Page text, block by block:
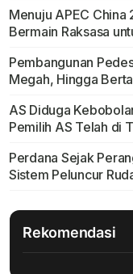
Menuju APEC
Bermain Raksasa
Pembangunan
Megah, Hingga
AS Diduga
Pemilih AS Telah di
Perdana Sejak
Sistem Peluncur
Rekomendasi